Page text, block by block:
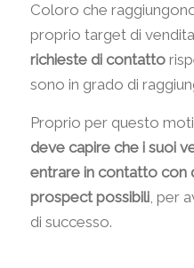
Coloro che
proprio target di
richieste di contatto
sono in grado di
Proprio per questo
deve capire che i suoi
entrare in contatto con
prospect possibili, per
di successo.